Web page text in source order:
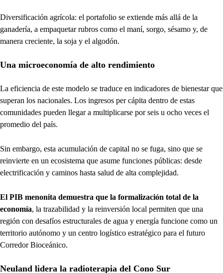
Diversificación agrícola: el portafolio se extiende más allá de la
ganadería, a empaquetar rubros como el maní, sorgo, sésamo y, de
manera creciente, la soja y el algodón.
Una microeconomía de alto rendimiento
La eficiencia de este modelo se traduce en indicadores de bienestar que
superan los nacionales. Los ingresos per cápita dentro de estas
comunidades pueden llegar a multiplicarse por seis u ocho veces el
promedio del país.
Sin embargo, esta acumulación de capital no se fuga, sino que se
reinvierte en un ecosistema que asume funciones públicas: desde
electrificación y caminos hasta salud de alta complejidad.
El PIB menonita demuestra que la formalización total de la
economía, la trazabilidad y la reinversión local permiten que una
región con desafíos estructurales de agua y energía funcione como un
territorio autónomo y un centro logístico estratégico para el futuro
Corredor Bioceánico.
Neuland lidera la radioterapia del Cono Sur